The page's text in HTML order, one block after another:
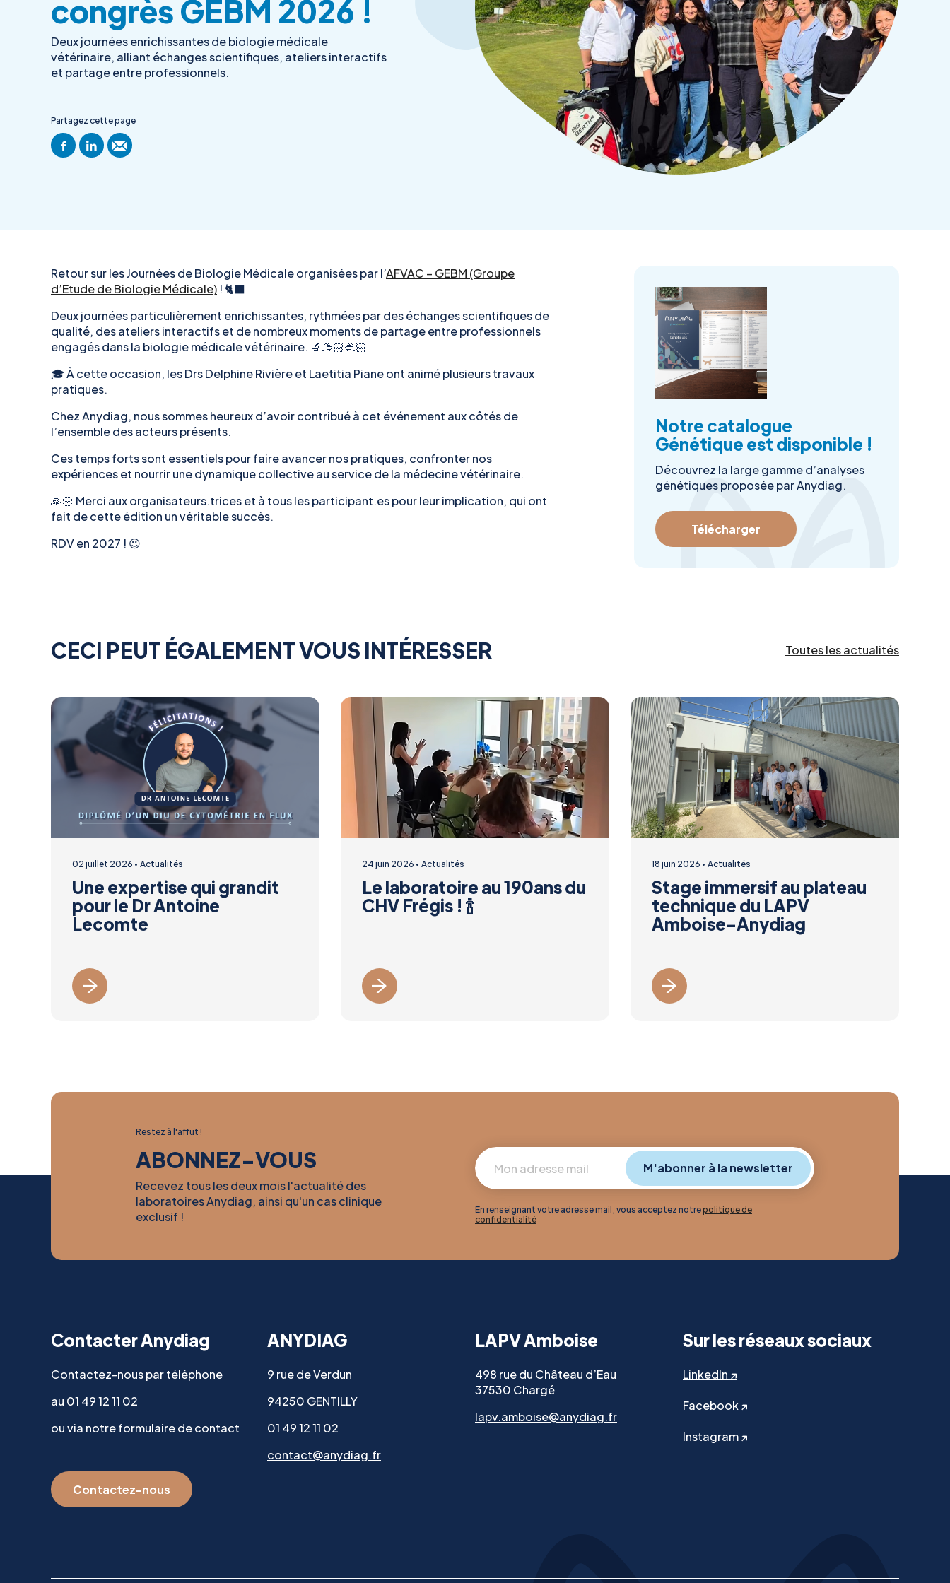
congrès GEBM 2026 !
Deux journées enrichissantes de biologie médicale
vétérinaire, alliant échanges scientifiques, ateliers interactifs
et partage entre professionnels.
Partagez cette page
Notre catalogue
Génétique est disponible !
Découvrez la large gamme d’analyses
génétiques proposée par Anydiag.
Télécharger
Retour sur les Journées de Biologie Médicale organisées par l’AFVAC – GEBM (Groupe
d’Etude de Biologie Médicale) ! 🐈‍⬛
Deux journées particulièrement enrichissantes, rythmées par des échanges scientifiques de
qualité, des ateliers interactifs et de nombreux moments de partage entre professionnels
engagés dans la biologie médicale vétérinaire. 🔬🫱🏻‍🫲🏻
🎓 À cette occasion, les Drs Delphine Rivière et Laetitia Piane ont animé plusieurs travaux
pratiques.
Chez Anydiag, nous sommes heureux d’avoir contribué à cet événement aux côtés de
l’ensemble des acteurs présents.
Ces temps forts sont essentiels pour faire avancer nos pratiques, confronter nos
expériences et nourrir une dynamique collective au service de la médecine vétérinaire.
🙏🏻 Merci aux organisateurs.trices et à tous les participant.es pour leur implication, qui ont
fait de cette édition un véritable succès.
RDV en 2027 ! 😉
CECI PEUT ÉGALEMENT VOUS INTÉRESSER Toutes les actualités
02 juillet 2026 Actualités
Une expertise qui grandit
pour le Dr Antoine
Lecomte
24 juin 2026 Actualités
Le laboratoire au 190ans du
CHV Frégis ! 🍾
18 juin 2026 Actualités
Stage immersif au plateau
technique du LAPV
Amboise-Anydiag
Restez à l'affut !
ABONNEZ-VOUS
Recevez tous les deux mois l'actualité des
laboratoires Anydiag, ainsi qu'un cas clinique
exclusif !
En renseignant votre adresse mail, vous acceptez notrepolitique de
confidentialité
Contacter Anydiag
Contactez-nous par téléphone
au 01 49 12 11 02
ou via notre formulaire de contact
Contactez-nous
ANYDIAG
9 rue de Verdun
94250 GENTILLY
01 49 12 11 02
contact@anydiag.fr
LAPV Amboise
498 rue du Château d’Eau
37530 Chargé
lapv.amboise@anydiag.fr
Sur les réseaux sociaux
LinkedIn ↗
Facebook ↗
Instagram ↗